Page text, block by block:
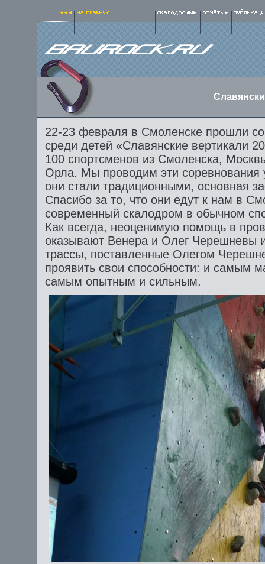
22-23 февраля в Смоленске прошли
среди детей «Славянские вертикали
100 спортсменов из Смоленска,
Орла. Мы проводим эти соревнования
они стали традиционными, основная
Спасибо за то, что они едут к нам в
современный скалодром в обычном
Как всегда, неоценимую помощь в
оказывают Венера и Олег Черешневы
трассы, поставленные Олегом
проявить свои способности: и самым
самым опытным и сильным.